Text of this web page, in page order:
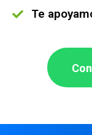
Te